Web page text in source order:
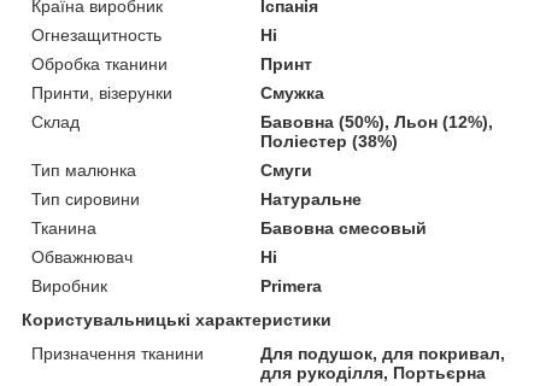
Країна виробник
Іспанія
Огнезащитность
Ні
Обробка тканини
Принт
Принти, візерунки
Смужка
Склад
Бавовна (50%), Льон (12%),
Поліестер (38%)
Тип малюнка
Смуги
Тип сировини
Натуральне
Тканина
Бавовна смесовый
Обважнювач
Ні
Виробник
Primera
Користувальницькі характеристики
Призначення тканини
Для подушок, для покривал,
для рукоділля, Портьєрна